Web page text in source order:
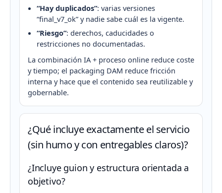
“Hay duplicados”: varias versiones
“final_v7_ok” y nadie sabe cuál es la vigente.
“Riesgo”: derechos, caducidades o
restricciones no documentadas.
La combinación IA + proceso online reduce coste
y tiempo; el packaging DAM reduce fricción
interna y hace que el contenido sea reutilizable y
gobernable.
¿Qué incluye exactamente el servicio
(sin humo y con entregables claros)?
¿Incluye guion y estructura orientada a
objetivo?